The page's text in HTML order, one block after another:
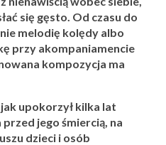
się gęsto. Od czasu do
melodię kolędy albo
przy akompaniamencie
kompozycja ma
upokorzył kilka lat
jego śmiercią, na
dzieci i osób